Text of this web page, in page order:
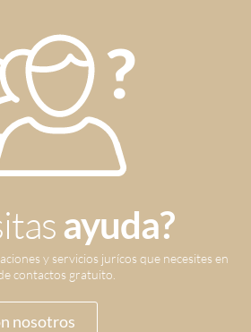
ayuda?
y servicios jurícos que necesites en
contactos gratuito.
nosotros